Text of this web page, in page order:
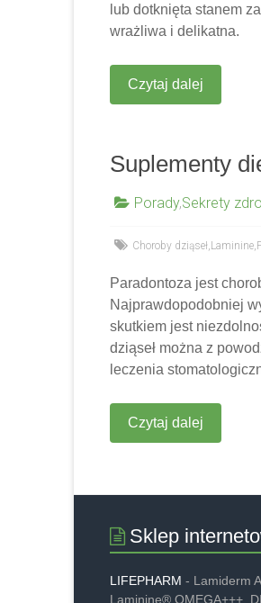
lub dotknięta stanem
wrażliwa i delikatna.
Czytaj dalej
Suplementy
Porady,Sekrety
Choroby dziąseł, Laminine,
Paradontoza jest
Najprawdopodobniej
skutkiem jest
dziąseł można z
leczenia
Czytaj dalej
Sklep
LIFEPHARM - Lamiderm
Laminine® OMEGA+++,